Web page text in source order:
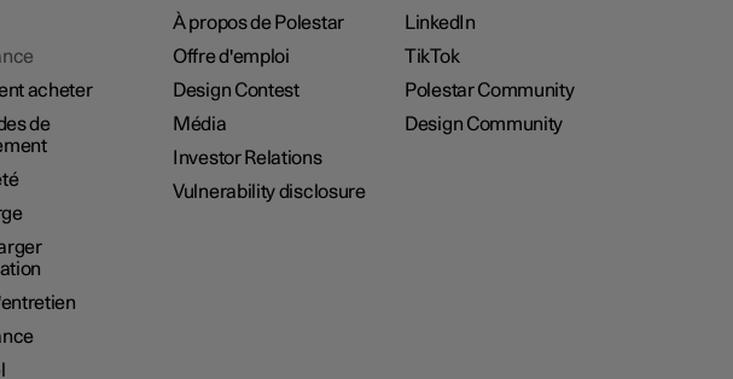
acheter
de
À propos de Polestar
Offre d'emploi
Design Contest
Média
Investor Relations
Vulnerability disclosure
LinkedIn
TikTok
Polestar Community
Design Community